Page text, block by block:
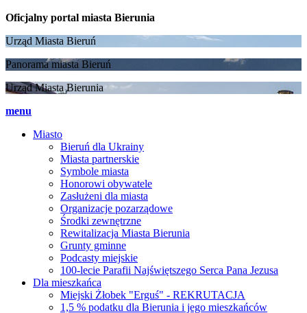
Oficjalny portal miasta Bierunia
Urząd Miasta Bieruń
Panorama miasta Bieruń
Urząd Miasta Bierunia
menu
Miasto
Bieruń dla Ukrainy
Miasta partnerskie
Symbole miasta
Honorowi obywatele
Zasłużeni dla miasta
Organizacje pozarządowe
Środki zewnętrzne
Rewitalizacja Miasta Bierunia
Grunty gminne
Podcasty miejskie
100-lecie Parafii Najświętszego Serca Pana Jezusa
Dla mieszkańca
Miejski Żłobek "Erguś" - REKRUTACJA
1,5 % podatku dla Bierunia i jego mieszkańców